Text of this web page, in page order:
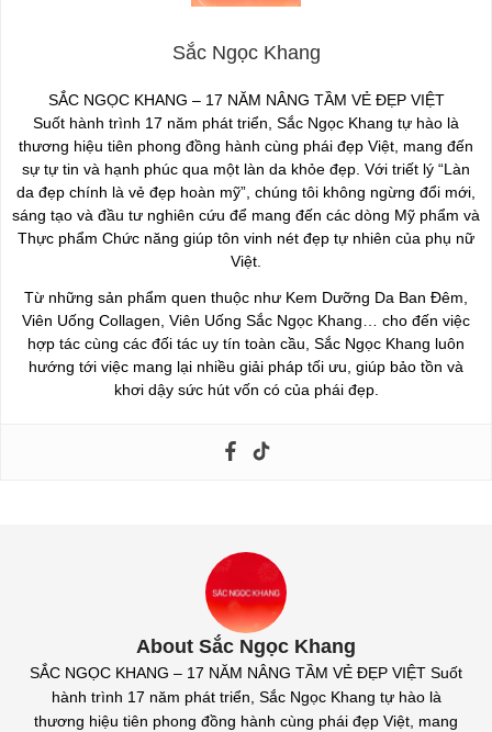
Sắc Ngọc Khang
SẮC NGỌC KHANG – 17 NĂM NÂNG TẦM VẺ ĐẸP VIỆT
Suốt hành trình 17 năm phát triển, Sắc Ngọc Khang tự hào là
thương hiệu tiên phong đồng hành cùng phái đẹp Việt, mang đến
sự tự tin và hạnh phúc qua một làn da khỏe đẹp. Với triết lý “Làn
da đẹp chính là vẻ đẹp hoàn mỹ”, chúng tôi không ngừng đổi mới,
sáng tạo và đầu tư nghiên cứu để mang đến các dòng Mỹ phẩm và
Thực phẩm Chức năng giúp tôn vinh nét đẹp tự nhiên của phụ nữ
Việt.
Từ những sản phẩm quen thuộc như Kem Dưỡng Da Ban Đêm,
Viên Uống Collagen, Viên Uống Sắc Ngọc Khang… cho đến việc
hợp tác cùng các đối tác uy tín toàn cầu, Sắc Ngọc Khang luôn
hướng tới việc mang lại nhiều giải pháp tối ưu, giúp bảo tồn và
khơi dậy sức hút vốn có của phái đẹp.
About Sắc Ngọc Khang
SẮC NGỌC KHANG – 17 NĂM NÂNG TẦM VẺ ĐẸP VIỆT Suốt
hành trình 17 năm phát triển, Sắc Ngọc Khang tự hào là
thương hiệu tiên phong đồng hành cùng phái đẹp Việt, mang